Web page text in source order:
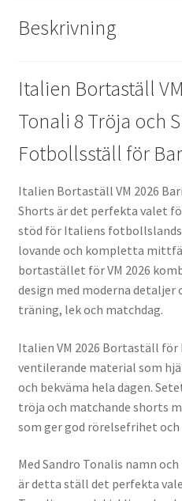
Beskrivning
Italien Bortaställ
Tonali 8 Tröja och
Fotbollsställ för
Italien Bortaställ VM 2026
Shorts är det perfekta valet
stöd för Italiens
lovande och kompletta
bortastället för VM 2026
design med moderna detaljer
träning, lek och matchdag.
Italien VM 2026 Bortaställ
ventilerande material som
och bekväma hela dagen.
tröja och matchande shorts
som ger god rörelsefrihet
Med Sandro Tonalis namn
är detta ställ det perfekta